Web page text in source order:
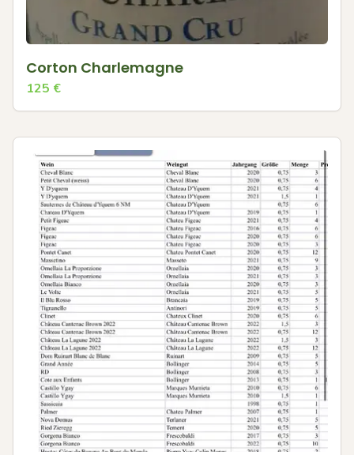
Corton Charlemagne
125 €